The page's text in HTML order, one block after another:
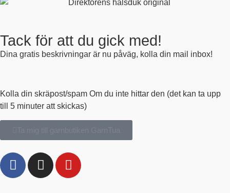
Tack för att du gick med!
Dina gratis beskrivningar är nu påväg, kolla din mail inbox!
Kolla din skräpost/spam Om du inte hittar den (det kan ta upp
till 5 minuter att skickas)
Ta mig till garnbutiken GarnTua